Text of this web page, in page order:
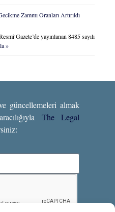
Zammı Oranları Artırıldı
Gazete’de yayınlanan 8485 sayılı
»
güncellemeleri almak
The Legal